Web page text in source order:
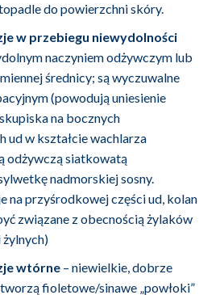
do powierzchni skóry.
w przebiegu niewydolności
naczyniem odżywczym lub
średnicy; są wyczuwalne
(powodują uniesienie
na bocznych
ud w kształcie wachlarza
odżywczą siatkowatą
nadmorskiej sosny.
na przyśrodkowej części ud, kolan
związane z obecnością żylaków
żylnych)
wtórne – niewielkie, dobrze
fioletowe/sinawe „powłoki”